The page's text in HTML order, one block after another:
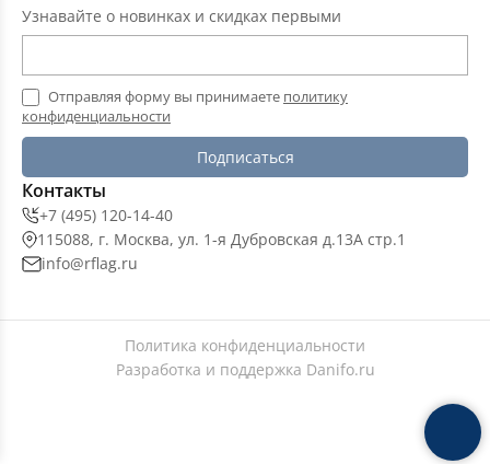
Узнавайте о новинках и скидках первыми
Отправляя форму вы принимаете политику
конфиденциальности
Подписаться
Контакты
+7 (495) 120-14-40
115088, г. Москва, ул. 1-я Дубровская д.13А стр.1
info@rflag.ru
Политика конфиденциальности
Разработка и поддержка Danifo.ru